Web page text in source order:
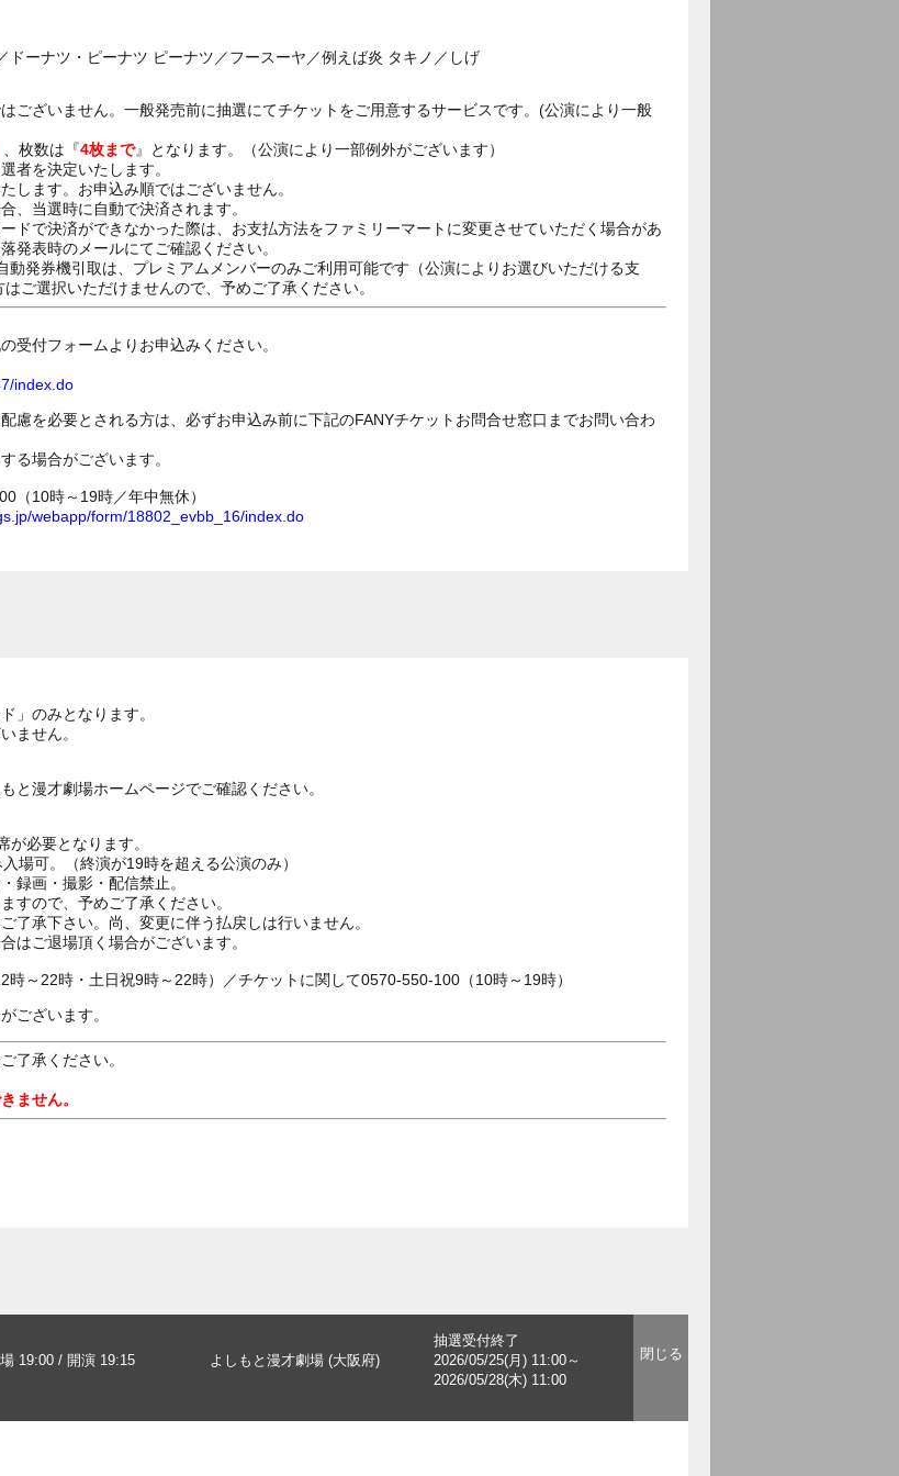
ーナツ・ピーナツ ピーナツ／フースーヤ／例えば炎 タキノ／しげ
ございません。一般発売前に抽選にてチケットをご用意するサービスです。(公演により一般
、枚数は『4枚まで』となります。（公演により一部例外がございます）
者を決定いたします。
します。お申込み順ではございません。
、当選時に自動で決済されます。
ドで決済ができなかった際は、お支払方法をファミリーマートに変更させていただく場合があ
発表時のメールにてご確認ください。
動発券機引取は、プレミアムメンバーのみご利用可能です（公演によりお選びいただける支
ご選択いただけませんので、予めご了承ください。
受付フォームよりお申込みください。
index.do
慮を必要とされる方は、必ずお申込み前に下記のFANYチケットお問合せ窓口までお問い合わ
る場合がございます。
（10時～19時／年中無休）
webapp/form/18802_evbb_16/index.do
」のみとなります。
ません。
漫才劇場ホームページでご確認ください。
必要となります。
場可。（終演が19時を超える公演のみ）
録画・撮影・配信禁止。
すので、予めご了承ください。
承下さい。尚、変更に伴う払戻しは行いません。
はご退場頂く場合がございます。
ございます。
了承ください。
ません。
19:00 / 開演 19:15 よしもと漫才劇場 (大阪府)
抽選受付終了
2026/05/25(月) 11:00～
2026/05/28(木) 11:00